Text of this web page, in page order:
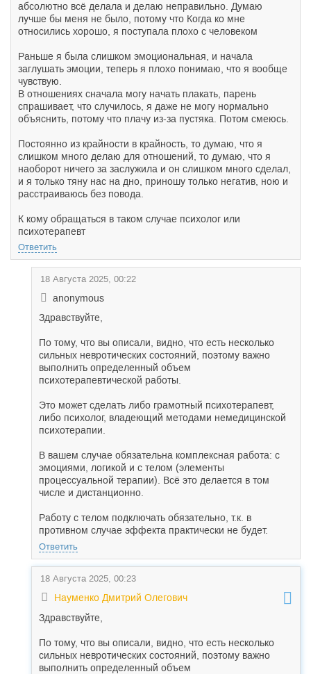
абсолютно всё делала и делаю неправильно. Думаю
лучше бы меня не было, потому что Когда ко мне
относились хорошо, я поступала плохо с человеком
Раньше я была слишком эмоциональная, и начала
заглушать эмоции, теперь я плохо понимаю, что я вообще
чувствую.
В отношениях сначала могу начать плакать, парень
спрашивает, что случилось, я даже не могу нормально
объяснить, потому что плачу из-за пустяка. Потом смеюсь.
Постоянно из крайности в крайность, то думаю, что я
слишком много делаю для отношений, то думаю, что я
наоборот ничего за заслужила и он слишком много сделал,
и я только тяну нас на дно, приношу только негатив, ною и
расстраиваюсь без повода.
К кому обращаться в таком случае психолог или
психотерапевт
Ответить
18 Августа 2025, 00:22
anonymous
Здравствуйте,
По тому, что вы описали, видно, что есть несколько
сильных невротических состояний, поэтому важно
выполнить определенный объем
психотерапевтической работы.
Это может сделать либо грамотный психотерапевт,
либо психолог, владеющий методами немедицинской
психотерапии.
В вашем случае обязательна комплексная работа: с
эмоциями, логикой и с телом (элементы
процессуальной терапии). Всё это делается в том
числе и дистанционно.
Работу с телом подключать обязательно, т.к. в
противном случае эффекта практически не будет.
Ответить
18 Августа 2025, 00:23
Науменко Дмитрий Олегович
Здравствуйте,
По тому, что вы описали, видно, что есть несколько
сильных невротических состояний, поэтому важно
выполнить определенный объем